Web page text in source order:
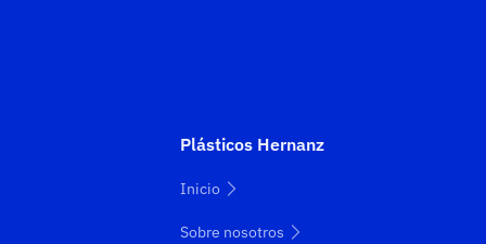
Plásticos Hernanz
Inicio
Sobre nosotros